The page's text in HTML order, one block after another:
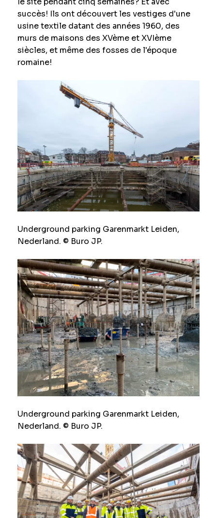
succès! Ils ont découvert les vestiges d'une
usine textile datant des années 1960, des
murs de maisons des XVème et XVIème
siècles, et même des fosses de l'époque
romaine!
Underground parking Garenmarkt Leiden,
Nederland. © Buro JP.
Underground parking Garenmarkt Leiden,
Nederland. © Buro JP.